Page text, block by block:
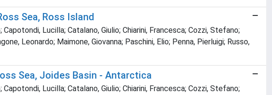
Sea, Ross Island
Lucilla; Catalano, Giulio; Chiarini, Francesca; Cozzi, Stefano;
Leonardo; Maimone, Giovanna; Paschini, Elio; Penna, Pierluigi; Russo,
Sea, Joides Basin - Antarctica
Lucilla; Catalano, Giulio; Chiarini, Francesca; Cozzi, Stefano;